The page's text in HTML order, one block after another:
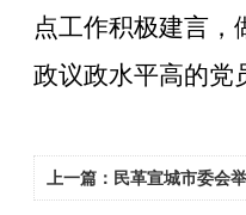
点工作积极建言
政议政水平高的党
上一篇：民革宣城市委会